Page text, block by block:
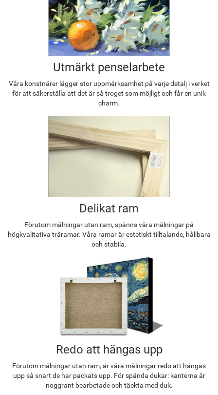
Utmärkt penselarbete
Våra konstnärer lägger stor uppmärksamhet på varje detalj i verket
för att säkerställa att det är så troget som möjligt och får en unik
charm.
Delikat ram
Förutom målningar utan ram, spänns våra målningar på
högkvalitativa träramar. Våra ramar är estetiskt tilltalande, hållbara
och stabila.
Redo att hängas upp
Förutom målningar utan ram, är våra målningar redo att hängas
upp så snart de har packats upp. För spända dukar: kanterna är
noggrant bearbetade och täckta med duk.